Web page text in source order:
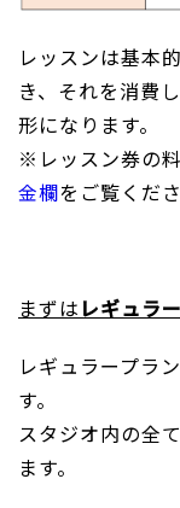
レッスンは基本
き、それを消費
形になります。
※レッスン券の
金欄をご覧くださ
まずは レギュラ
レギュラープラ
す。
スタジオ内の全
ます。